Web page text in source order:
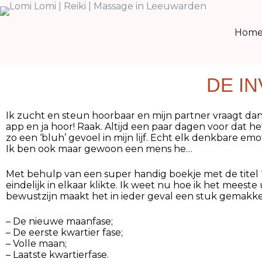
DE
Ik zucht en steun hoorbaar en mijn partner vraagt
app en ja hoor! Raak. Altijd een paar dagen voor dat
zo een ‘bluh’ gevoel in mijn lijf. Echt elk denkbare
Ik ben ook maar gewoon een mens he…
Met behulp van een super handig boekje met de titel
eindelijk in elkaar klikte. Ik weet nu hoe ik het
bewustzijn maakt het in ieder geval een stuk
– De nieuwe maanfase;
– De eerste kwartier fase;
– Volle maan;
– Laatste kwartierfase.